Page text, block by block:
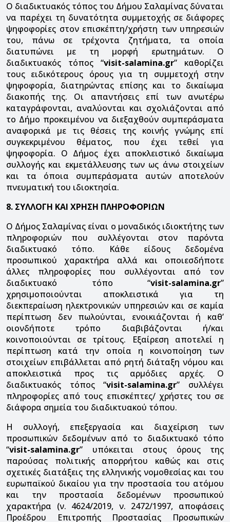
Ο διαδικτυακός τόπος του Δήμου Σαλαμίνας δύναται
να παρέχει τη δυνατότητα συμμετοχής σε διάφορες
ψηφοφορίες στον επισκέπτη/χρήστη των υπηρεσιών
του, πάνω σε τρέχοντα ζητήματα, τα οποία
διατυπώνει με τη μορφή ερωτημάτων. Ο
διαδικτυακός τόπος “visit-salamina.gr” καθορίζει
τους ειδικότερους όρους για τη συμμετοχή στην
ψηφοφορία, διατηρώντας επίσης και το δικαίωμα
διακοπής της. Οι απαντήσεις επί των ανωτέρω
καταγράφονται, αναλύονται και σχολιάζονται από
το Δήμο προκειμένου να διεξαχθούν συμπεράσματα
αναφορικά με τις θέσεις της κοινής γνώμης επί
συγκεκριμένου θέματος, που έχει τεθεί για
ψηφοφορία. Ο Δήμος έχει αποκλειστικό δικαίωμα
συλλογής και εκμετάλλευσης των ως άνω στοιχείων
και τα όποια συμπεράσματα αυτών αποτελούν
πνευματική του ιδιοκτησία.
8. ΣΥΛΛΟΓΗ ΚΑΙ ΧΡΗΣΗ ΠΛΗΡΟΦΟΡΙΩΝ
Ο Δήμος Σαλαμίνας είναι ο μοναδικός ιδιοκτήτης των
πληροφοριών που συλλέγονται στον παρόντα
διαδικτυακό τόπο. Κάθε είδους δεδομένα
προσωπικού χαρακτήρα αλλά και οποιεσδήποτε
άλλες πληροφορίες που συλλέγονται από τον
διαδικτυακό τόπο “visit-salamina.gr”
χρησιμοποιούνται αποκλειστικά για τη
διεκπεραίωση ηλεκτρονικών υπηρεσιών και σε καμία
περίπτωση δεν πωλούνται, ενοικιάζονται ή καθ’
οιονδήποτε τρόπο διαβιβάζονται ή/και
κοινοποιούνται σε τρίτους. Εξαίρεση αποτελεί η
περίπτωση κατά την οποία η κοινοποίηση των
στοιχείων επιβάλλεται από ρητή διάταξη νόμου και
αποκλειστικά προς τις αρμόδιες αρχές. Ο
διαδικτυακός τόπος “visit-salamina.gr” συλλέγει
πληροφορίες από τους επισκέπτες/ χρήστες του σε
διάφορα σημεία του διαδικτυακού τόπου.
Η συλλογή, επεξεργασία και διαχείριση των
προσωπικών δεδομένων από το διαδικτυακό τόπο
“visit-salamina.gr” υπόκειται στους όρους της
παρούσας πολιτικής απορρήτου καθώς και στις
σχετικές διατάξεις της ελληνικής νομοθεσίας και του
ευρωπαϊκού δικαίου για την προστασία του ατόμου
και την προστασία δεδομένων προσωπικού
χαρακτήρα (ν. 4624/2019, ν. 2472/1997, αποφάσεις
Προέδρου Επιτροπής Προστασίας Προσωπικών